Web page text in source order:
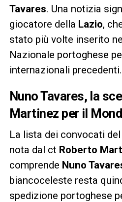
Tavares. Una notizia
giocatore della Lazio,
stato più volte inserito
Nazionale portoghese
internazionali precedenti.
Nuno Tavares, la
Martinez per il
La lista dei convocati del
nota dal ct Roberto
comprende Nuno
biancoceleste resta
spedizione portoghese